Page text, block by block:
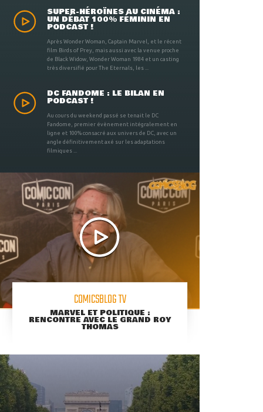
SUPER-HÉROÏNES AU CINÉMA :
UN DÉBAT 100% FÉMININ EN
PODCAST !
Après Wonder Woman, Captain Marvel, et le récent
film Birds of Prey, mais aussi avec la venue proche
de Black Widow, Wonder Woman 1984 et un casting
très diversifié pour The Eternals, les ...
DC FANDOME : LE BILAN EN
PODCAST !
Au cours du weekend passé se tenait le DC
Fandome, premier évènement intégralement en
ligne et 100% consacré aux univers de DC, avec un
angle définitivement axé sur les adaptations
filmiques ...
COMICSBLOG TV
MARVEL ET POLITIQUE :
RENCONTRE AVEC LE GRAND ROY
THOMAS